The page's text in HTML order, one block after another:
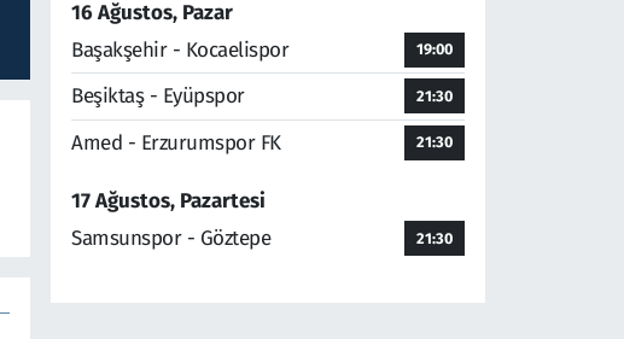
16 Ağustos, Pazar
Başakşehir - Kocaelispor
19:00
Beşiktaş - Eyüpspor 21:30
Amed - Erzurumspor FK 21:30
17 Ağustos, Pazartesi
Samsunspor - Göztepe
21:30